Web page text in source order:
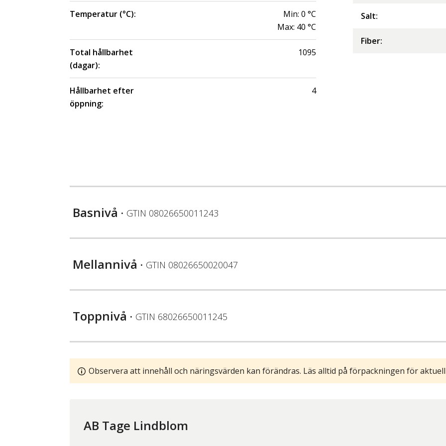
Temperatur (°C): Min: 0 °C
Max: 40 °C
Total hållbarhet
(dagar):
1095
Hållbarhet efter
öppning:
4
Salt:
Fiber:
Basnivå • GTIN 08026650011243
Mellannivå • GTIN 08026650020047
Toppnivå • GTIN 68026650011245
Observera att innehåll och näringsvärden kan förändras. Läs alltid på förpackningen för
AB Tage Lindblom